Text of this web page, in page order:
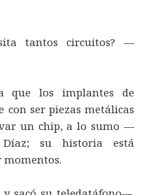
tantos circuitos? —
que los implantes de
ser piezas metálicas
un chip, a lo sumo —
su historia está
momentos.